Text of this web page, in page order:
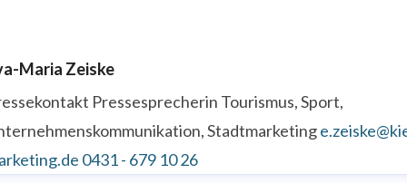
Maria Zeiske
Pressesprecherin Tourismus, Sport,
Stadtmarketing
0431 - 679 10 26